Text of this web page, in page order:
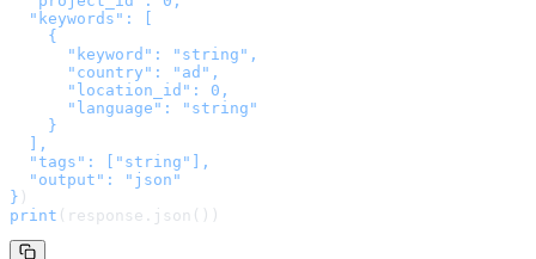
  "keywords": [
    {
      "keyword": "string",
      "country": "ad",
      "location_id": 0,
      "language": "string"
    }
  ],
  "tags": ["string"],
  "output": "json"
} )
print (response.json())